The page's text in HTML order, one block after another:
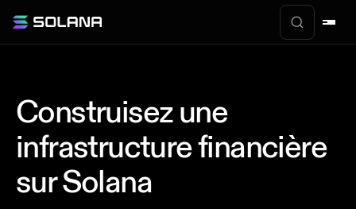
Construisez une
infrastructure financière
sur Solana